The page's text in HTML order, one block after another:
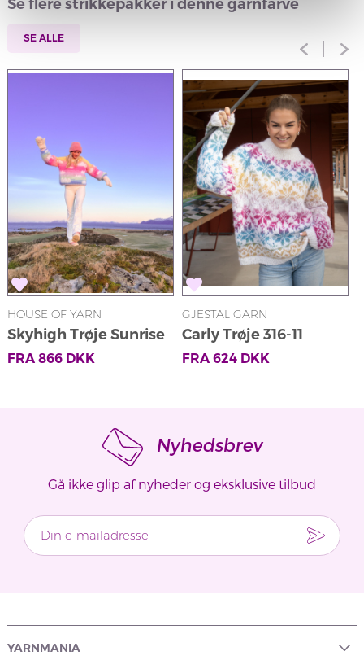
Se flere strikkepakker i denne garnfarve
SE ALLE
HOUSE OF YARN
Skyhigh Trøje Sunrise
by Ingrid Raadim x
FRA 866DKK
GJESTAL GARN
Carly Trøje 316-11
FRA 624DKK
Nyhedsbrev
Gå ikke glip af nyheder og eksklusive tilbud
YARNMANIA